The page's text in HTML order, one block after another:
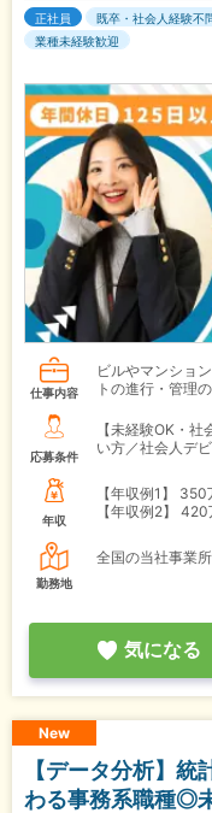
正社員 既卒・社会人経験不
業種未経験歓迎
仕事内容
ビルやマンショ
トの進行・管理
応募条件
【未経験OK・
い方／社会人デ
年収
【年収例1】
350
【年収例2】
420
勤務地
全国の当社事業
気になる
New
【データ分析】
わる事務系職種◎